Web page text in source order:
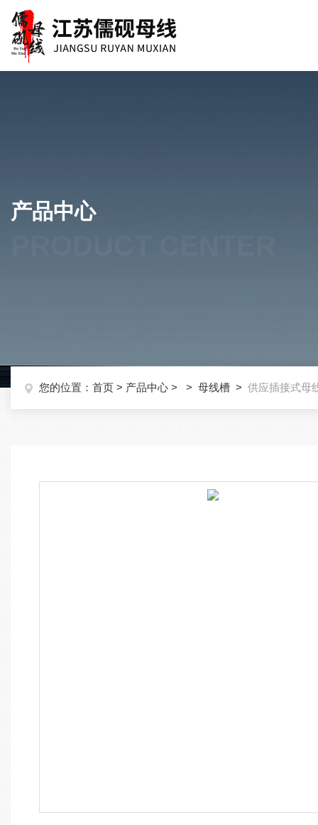
产品中心
您的位置： 首页 > 产品中心 > > 母线槽 > 供应插接式母